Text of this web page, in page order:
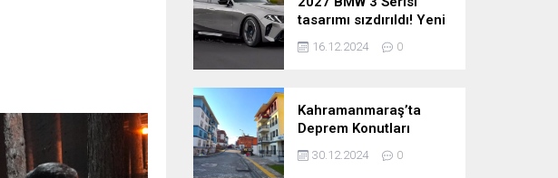
tasarımı sızdırıldı! Yeni
nesil sedan’dan
şaşırtıcı yenilikler!
16.12.2024 0
Kahramanmaraş’ta
Deprem Konutları
2025’te Teslim Edilecek
30.12.2024 0